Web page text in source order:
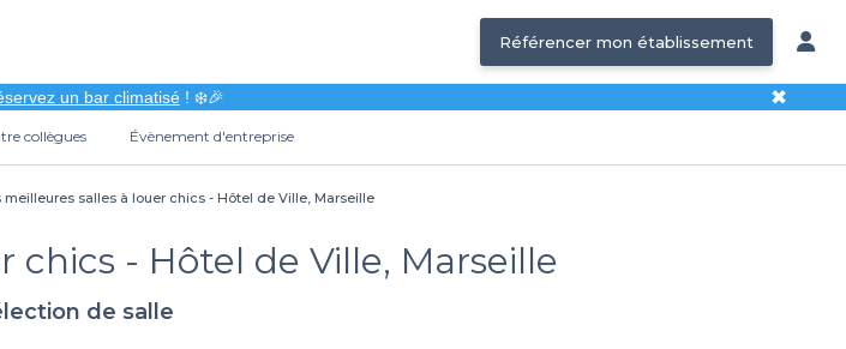
Référencer mon établissement
un bar climatisé! ❄️🎉 ✖
collègues Évènement d'entreprise
meilleures salles à louer chics - Hôtel de Ville, Marseille
chics - Hôtel de Ville, Marseille
de salle